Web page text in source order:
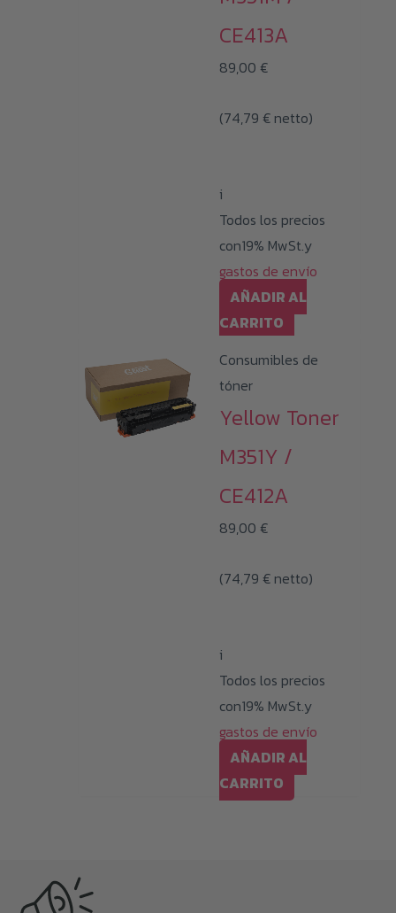
CE413A
89,00 €
(74,79 € netto)
i
Todos los precios
con19% MwSt.y
gastos de envío
AÑADIR AL
CARRITO
Consumibles de
tóner
Yellow Toner
M351Y /
CE412A
89,00 €
(74,79 € netto)
i
Todos los precios
con19% MwSt.y
gastos de envío
AÑADIR AL
CARRITO